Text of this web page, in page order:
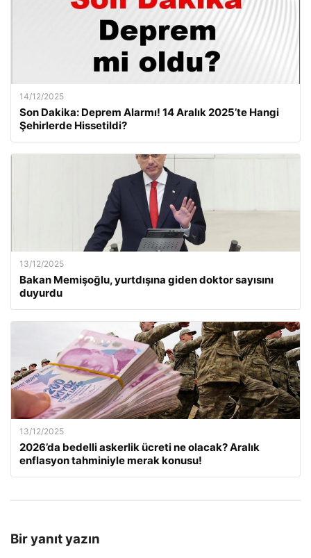
14/12/2025
Son Dakika: Deprem Alarmı! 14 Aralık 2025’te Hangi
Şehirlerde Hissetildi?
13/12/2025
Bakan Memişoğlu, yurtdışına giden doktor sayısını
duyurdu
13/12/2025
2026’da bedelli askerlik ücreti ne olacak? Aralık
enflasyon tahminiyle merak konusu!
Bir yanıt yazın